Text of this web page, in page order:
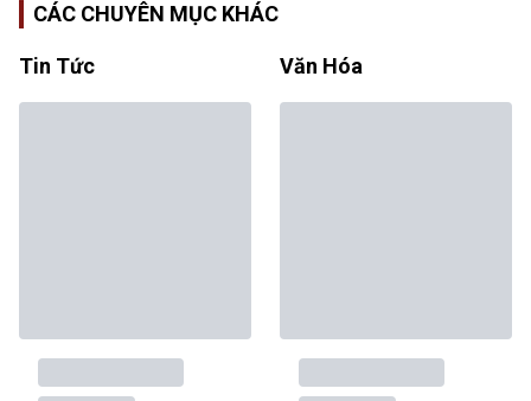
CÁC CHUYÊN MỤC KHÁC
Tin Tức Văn Hóa